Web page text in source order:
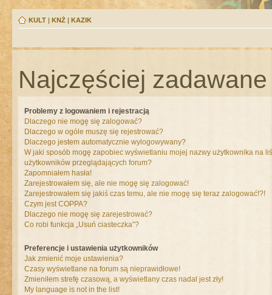
KULT | KNŻ | KAZIK
Najczęściej
Problemy z logowaniem i rejestracją
Dlaczego nie mogę się zalogować?
Dlaczego w ogóle muszę się rejestrować?
Dlaczego jestem automatycznie wylogowywany?
W jaki sposób mogę zapobiec wyświetlaniu mojej nazwy użytkownika na
użytkowników przeglądających forum?
Zapomniałem hasła!
Zarejestrowałem się, ale nie mogę się zalogować!
Zarejestrowałem się jakiś czas temu, ale nie mogę się teraz zalogować!?!
Czym jest COPPA?
Dlaczego nie mogę się zarejestrować?
Co robi funkcja „Usuń ciasteczka”?
Preferencje i ustawienia użytkowników
Jak zmienić moje ustawienia?
Czasy wyświetlane na forum są nieprawidłowe!
Zmieniłem strefę czasową, a wyświetlany czas nadal jest zły!
My language is not in the list!